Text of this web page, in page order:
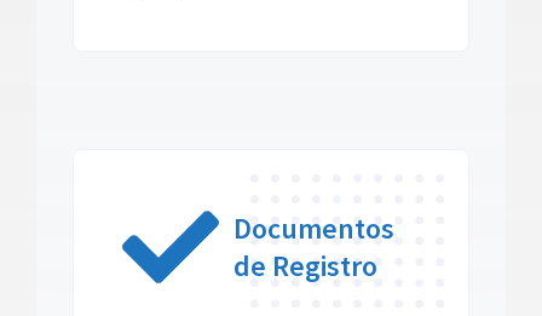
Documentos
de Registro